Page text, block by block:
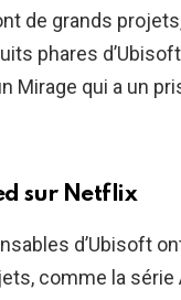
de grands
phares
Mirage qui a un
sur Netflix
d’Ubisoft
comme la série